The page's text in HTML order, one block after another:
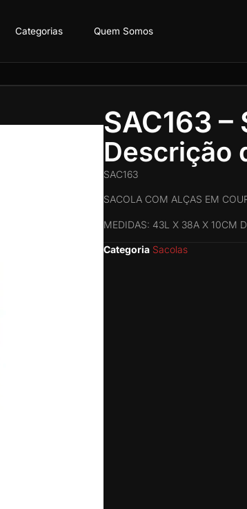
Categorias Quem Somos
SAC163 –
Descrição
SAC163
SACOLA COM ALÇAS EM
MEDIDAS: 43L X 38A X 10CM
Categoria Sacolas